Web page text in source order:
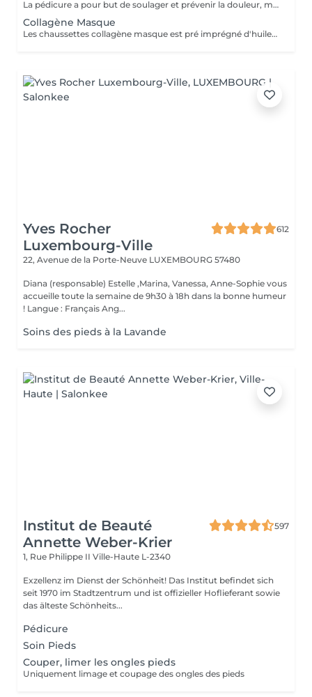
La pédicure a pour but de soulager et prévenir la douleur, mais également les effets secondaires des pathologies. Cors, durillons, crevasses ou il-de-perdrix sont ainsi traités par une pédicure. (avec coupe cors lames)
Collagène Masque
Les chaussettes collagène masque est pré imprégné d'huile d'argon et d'une émulsion riche en collagène pour pénétrer et hydrater la peau.
Yves Rocher
Luxembourg-Ville
612
22, Avenue de la Porte-Neuve LUXEMBOURG 57480
Diana (responsable) Estelle ,Marina, Vanessa, Anne-Sophie vous
accueille toute la semaine de 9h30 à 18h dans la bonne humeur
! Langue : Français Ang...
Soins des pieds à la Lavande
Institut de Beauté
Annette Weber-Krier
597
1, Rue Philippe II Ville-Haute L-2340
Exzellenz im Dienst der Schönheit! Das Institut befindet sich
seit 1970 im Stadtzentrum und ist offizieller Hoflieferant sowie
das älteste Schönheits...
Pédicure
Soin Pieds
Couper, limer les ongles pieds
Uniquement limage et coupage des ongles des pieds